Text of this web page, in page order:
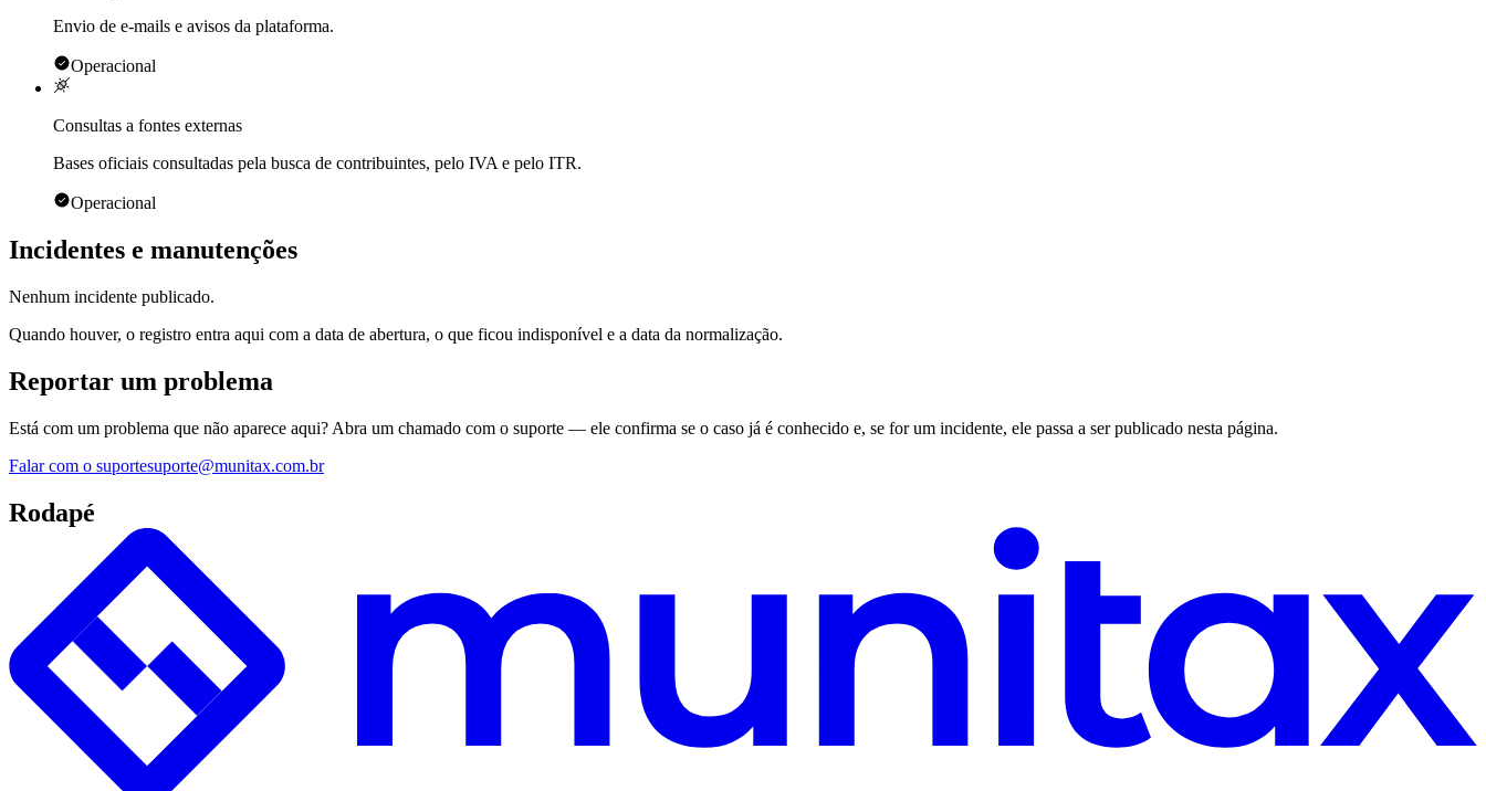
Envio de e-mails e avisos da plataforma.
Operacional
Consultas a fontes externas
Bases oficiais consultadas pela busca de contribuintes, pelo IVA e pelo ITR.
Operacional
Incidentes e manutenções
Nenhum incidente publicado.
Quando houver, o registro entra aqui com a data de abertura, o que ficou indisponível e a data da normalização.
Reportar um problema
Está com um problema que não aparece aqui? Abra um chamado com o suporte — ele confirma se o caso já é conhecido e, se for um incidente, ele passa a ser publicado nesta página.
Falar com o suportesuporte@munitax.com.br
Rodapé